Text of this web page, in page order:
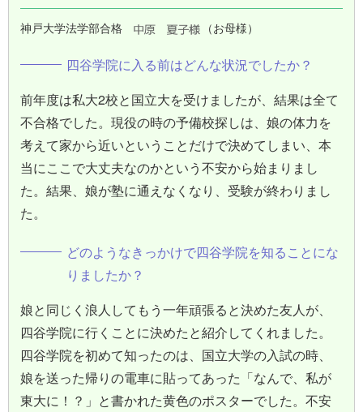
神戸大学法学部合格 （お母様）
四谷学院に入る前はどんな状況でしたか？
前年度は私大2校と国立大を受けましたが、結果は全て
不合格でした。現役の時の予備校探しは、娘の体力を
考えて家から近いということだけで決めてしまい、本
当にここで大丈夫なのかという不安から始まりまし
た。結果、娘が塾に通えなくなり、受験が終わりまし
た。
どのようなきっかけで四谷学院を知ることにな
りましたか？
娘と同じく浪人してもう一年頑張ると決めた友人が、
四谷学院に行くことに決めたと紹介してくれました。
四谷学院を初めて知ったのは、国立大学の入試の時、
娘を送った帰りの電車に貼ってあった「なんで、私が
東大に！？」と書かれた黄色のポスターでした。不安